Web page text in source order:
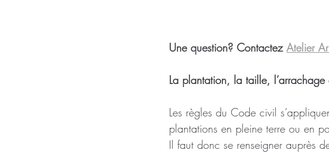
Une question? Contactez Atelier
La plantation, la taille,
Les règles du Code civil
plantations en pleine terre ou en
Il faut donc se renseigner auprès